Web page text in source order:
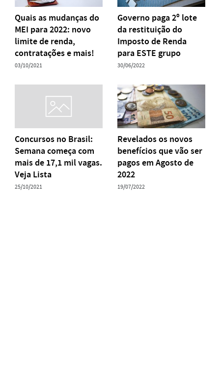
Quais as mudanças do
MEI para 2022: novo
limite de renda,
contratações e mais!
03/10/2021
Governo paga 2º lote
da restituição do
Imposto de Renda
para ESTE grupo
30/06/2022
Concursos no Brasil:
Semana começa com
mais de 17,1 mil vagas.
Veja Lista
25/10/2021
Revelados os novos
benefícios que vão ser
pagos em Agosto de
2022
19/07/2022